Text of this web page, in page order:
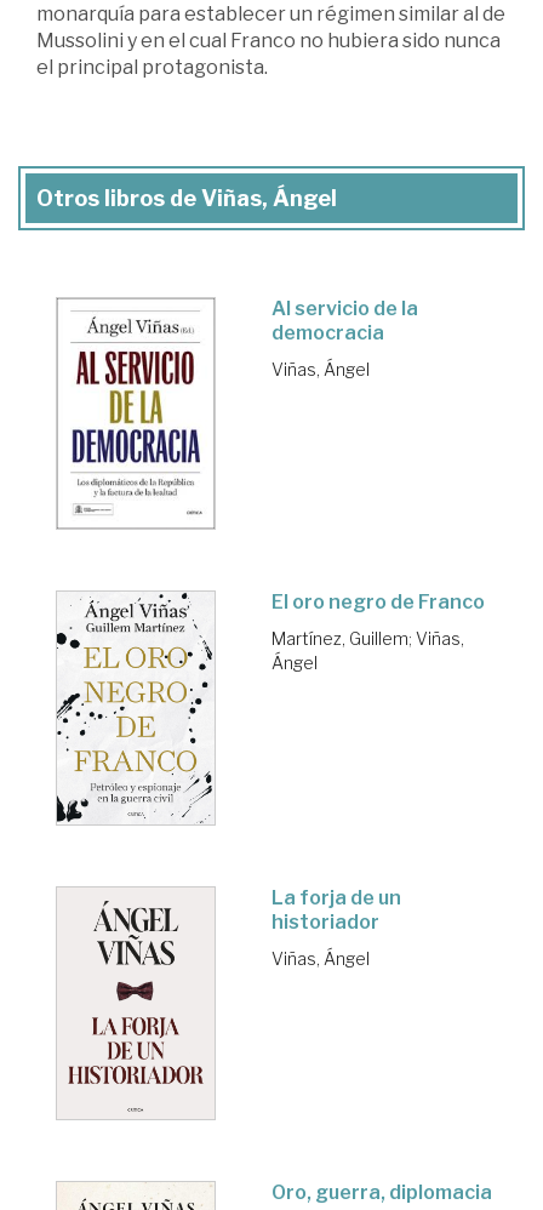
monarquía para establecer un régimen similar al de
Mussolini y en el cual Franco no hubiera sido nunca
el principal protagonista.
Otros libros de Viñas, Ángel
Al servicio de la
democracia
Viñas, Ángel
El oro negro de Franco
Martínez, Guillem; Viñas,
Ángel
La forja de un
historiador
Viñas, Ángel
Oro, guerra, diplomacia